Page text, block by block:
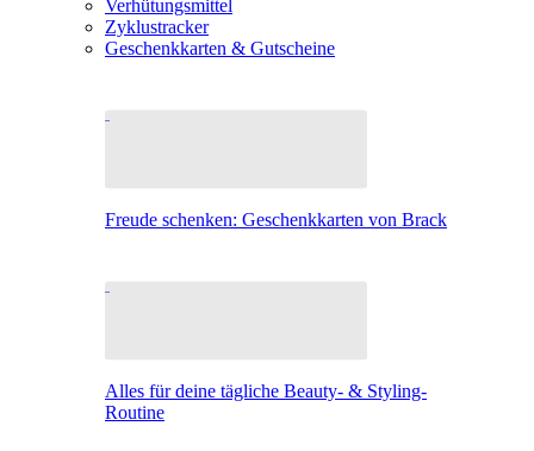
Verhütungsmittel
Zyklustracker
Geschenkkarten & Gutscheine
Freude schenken: Geschenkkarten von Brack
Alles für deine tägliche Beauty- & Styling-
Routine